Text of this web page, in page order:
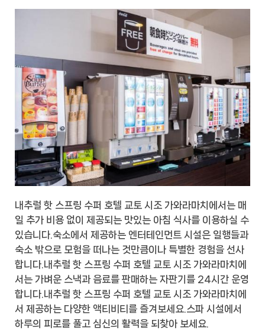
내추럴 핫 스프링 수퍼 호텔 교토 시조 가와라마치에서는 매
일 추가 비용 없이 제공되는 맛있는 아침 식사를 이용하실 수
있습니다.숙소에서 제공하는 엔터테인먼트 시설은 일행들과
숙소 밖으로 모험을 떠나는 것만큼이나 특별한 경험을 선사
합니다.내추럴 핫 스프링 수퍼 호텔 교토 시조 가와라마치에
서는 가벼운 스낵과 음료를 판매하는 자판기를 24시간 운영
합니다.내추럴 핫 스프링 수퍼 호텔 교토 시조 가와라마치에
서 제공하는 다양한 액티비티를 즐겨보세요.스파 시설에서
하루의 피로를 풀고 심신의 활력을 되찾아 보세요.